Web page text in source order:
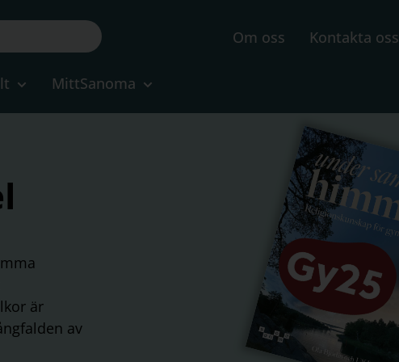
Om oss Kontakta oss
MittSanoma
är
av